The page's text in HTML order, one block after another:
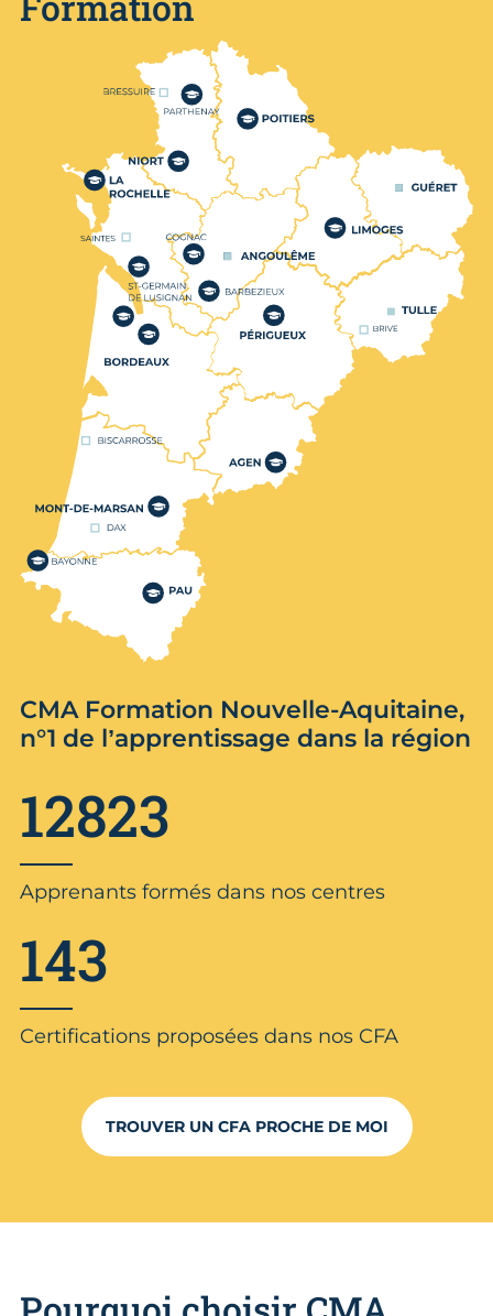
Nos centres de formation
CMA Formation Nouvelle-Aquitaine,
n°1 de l’apprentissage dans la région
12823
Apprenants formés dans nos centres
143
Certifications proposées dans nos CFA
TROUVER UN CFA PROCHE DE MOI